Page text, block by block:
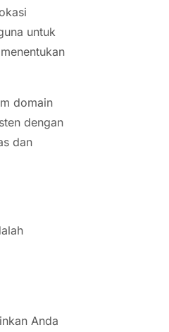
untuk
domain
dengan
dan
Anda